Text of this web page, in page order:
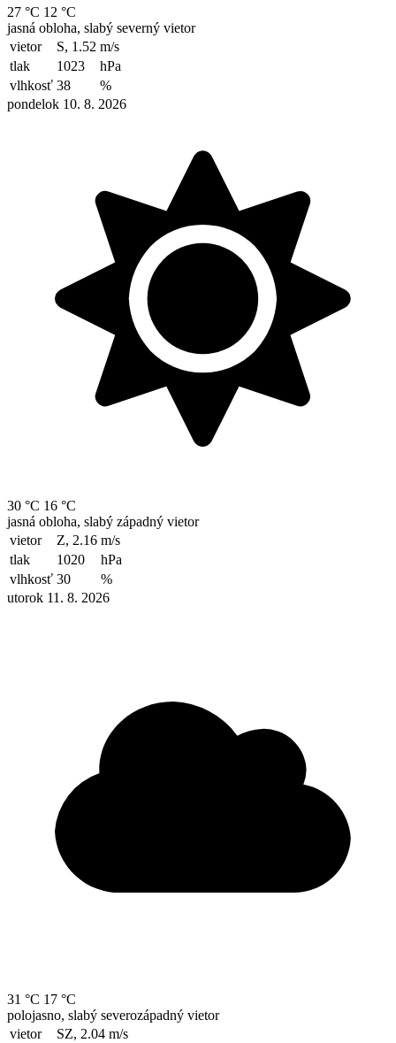
27 °C 12 °C
jasná obloha, slabý severný vietor
vietor
S, 1.52 m/s
tlak
1023
hPa
vlhkosť 38
%
pondelok 10. 8. 2026
30 °C 16 °C
jasná obloha, slabý západný vietor
vietor
Z, 2.16 m/s
tlak
1020
hPa
vlhkosť 30
%
utorok 11. 8. 2026
31 °C 17 °C
polojasno, slabý severozápadný vietor
vietor
SZ, 2.04 m/s